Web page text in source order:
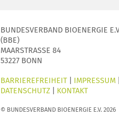
BUNDESVERBAND BIOENERGIE
(BBE)
MAARSTRASSE 84
53227 BONN
BARRIEREFREIHEIT IMPRESSUM
DATENSCHUTZ
KONTAKT
© BUNDESVERBAND BIOENERGIE E.V. 2026